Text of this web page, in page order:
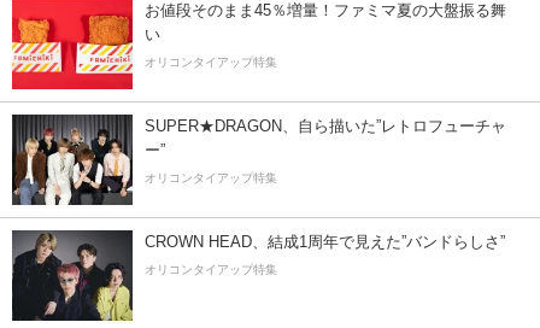
お値段そのまま45％増量！ファミマ夏の大盤振る舞
い
オリコンタイアップ特集
SUPER★DRAGON、自ら描いた”レトロフューチャ
ー”
オリコンタイアップ特集
CROWN HEAD、結成1周年で見えた”バンドらしさ”
オリコンタイアップ特集